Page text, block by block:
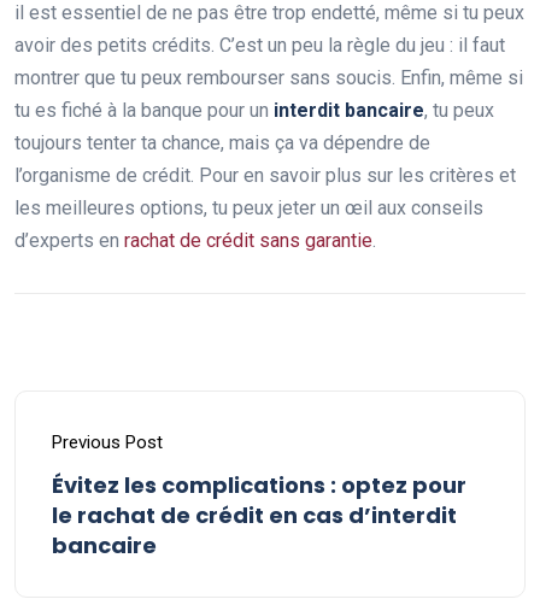
il est essentiel de ne pas être trop endetté, même si tu peux
avoir des petits crédits. C’est un peu la règle du jeu : il faut
montrer que tu peux rembourser sans soucis. Enfin, même si
tu es fiché à la banque pour un interdit bancaire, tu peux
toujours tenter ta chance, mais ça va dépendre de
l’organisme de crédit. Pour en savoir plus sur les critères et
les meilleures options, tu peux jeter un œil aux conseils
d’experts en rachat de crédit sans garantie.
Previous Post
Évitez les complications : optez pour
le rachat de crédit en cas d’interdit
bancaire